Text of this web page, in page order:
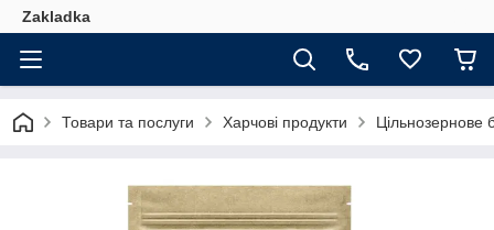
Zakladka
Товари та послуги Харчові продукти Цільнозернове